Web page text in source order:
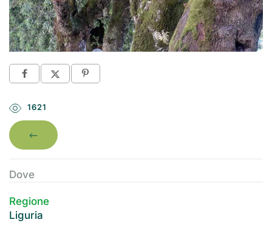
1621
Dove
Regione
Liguria